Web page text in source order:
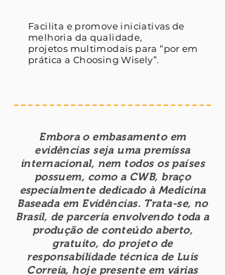
Facilita e promove iniciativas de
melhoria da qualidade,
projetos multimodais para “por em
prática a Choosing Wisely”.
Embora o embasamento em
evidências seja uma premissa
internacional, nem todos os países
possuem, como a CWB, braço
especialmente dedicado à Medicina
Baseada em Evidências. Trata-se, no
Brasil, de parceria envolvendo toda a
produção de conteúdo aberto,
gratuito, do projeto de
responsabilidade técnica de Luis
Correia, hoje presente em várias